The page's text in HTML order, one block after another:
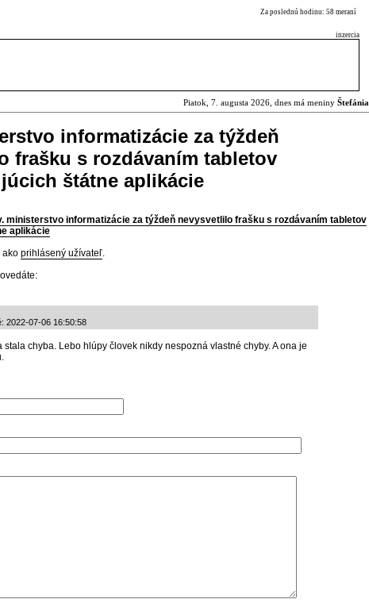
Za poslednú hodinu: 58 meraní
inzercia
Piatok, 7. augusta 2026, dnes má meniny Štefánia
informatizácie za týždeň
frašku s rozdávaním tabletov
štátne aplikácie
ministerstvo informatizácie za týždeň nevysvetlilo frašku s rozdávaním tabletov
aplikácie
ako prihlásený užívateľ.
2022-07-06 16:50:58
stala chyba. Lebo hlúpy človek nikdy nespozná vlastné chyby. A ona je